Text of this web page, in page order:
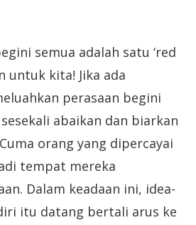
semua adalah satu ‘red
untuk kita! Jika ada
perasaan begini
abaikan dan biarkan
orang yang dipercayai
tempat mereka
Dalam keadaan ini, idea-
itu datang bertali arus ke